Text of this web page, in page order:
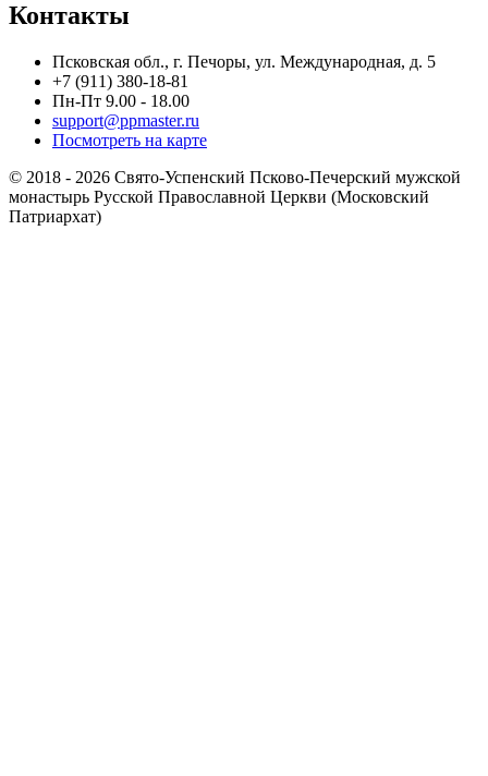
Контакты
Псковская обл., г. Печоры, ул. Международная, д. 5
+7 (911) 380-18-81
Пн-Пт 9.00 - 18.00
support@ppmaster.ru
Посмотреть на карте
© 2018 - 2026 Свято-Успенский Псково-Печерский мужской
монастырь Русской Православной Церкви (Московский
Патриархат)